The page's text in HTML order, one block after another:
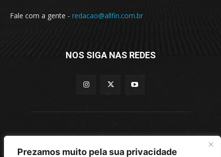
Prezamos muito pela sua privacidade
Fale com a gente - redacao@allfin.com.br
NOS SIGA NAS REDES